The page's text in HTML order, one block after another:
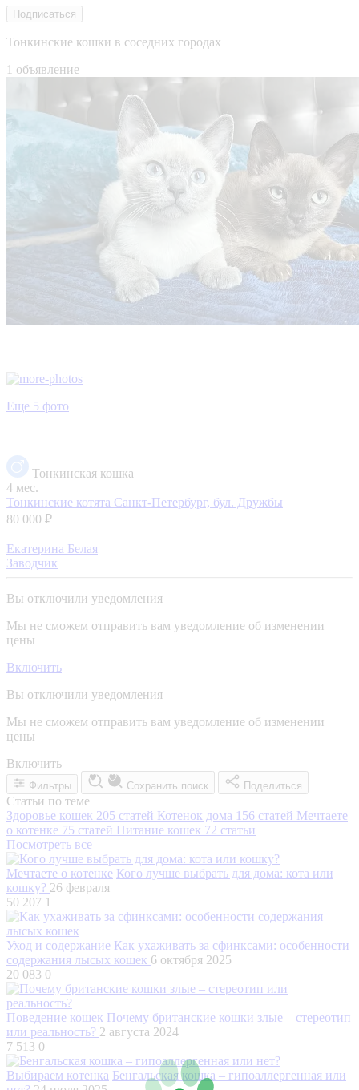
Подписаться
Тонкинские кошки в соседних городах
1 объявление
Еще 5 фото
Тонкинская кошка
4 мес.
Тонкинские котята Санкт-Петербург, бул. Дружбы
80 000 ₽
Екатерина Белая
Заводчик
Вы отключили уведомления
Мы не сможем отправить вам уведомление об изменении
цены
Включить
Вы отключили уведомления
Мы не сможем отправить вам уведомление об изменении
цены
Включить
Фильтры Сохранить поиск Поделиться
Статьи по теме
Здоровье кошек 205 статей Котенок дома 156 статей Мечтаете
о котенке 75 статей Питание кошек 72 статьи
Посмотреть все
Мечтаете о котенке Кого лучше выбрать для дома: кота или
кошку? 26 февраля
50 207 1
Уход и содержание Как ухаживать за сфинксами: особенности
содержания лысых кошек 6 октября 2025
20 083 0
Поведение кошек Почему британские кошки злые – стереотип
или реальность? 2 августа 2024
7 513 0
Выбираем котенка Бенгальская кошка – гипоаллергенная или